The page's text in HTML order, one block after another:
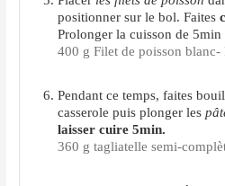
positionner sur le bol. Faites
Prolonger la cuisson de 5min
400 g Filet de poisson blanc-
Pendant ce temps, faites
casserole puis plonger les
laisser cuire 5min.
360 g tagliatelle semi-